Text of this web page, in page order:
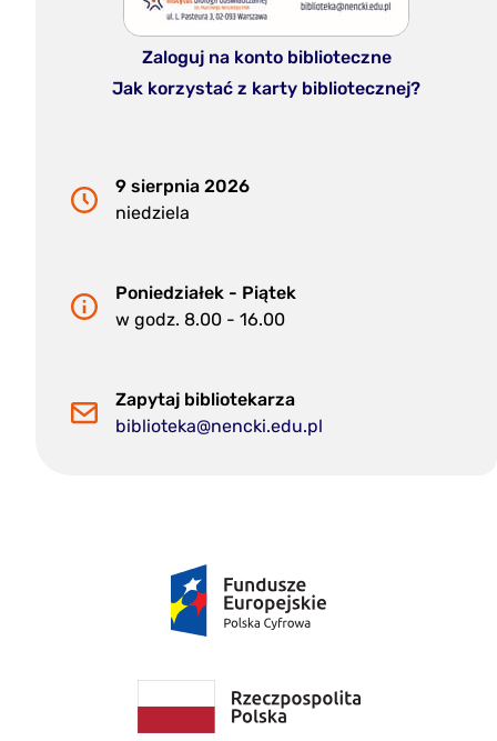
Zaloguj na konto biblioteczne
Jak korzystać z karty bibliotecznej?
9 sierpnia 2026
niedziela
Poniedziałek - Piątek
w godz. 8.00 - 16.00
Zapytaj bibliotekarza
biblioteka@nencki.edu.pl